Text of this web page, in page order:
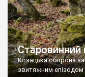
Старовинний
Козацька оборона
звитяжним епізодом